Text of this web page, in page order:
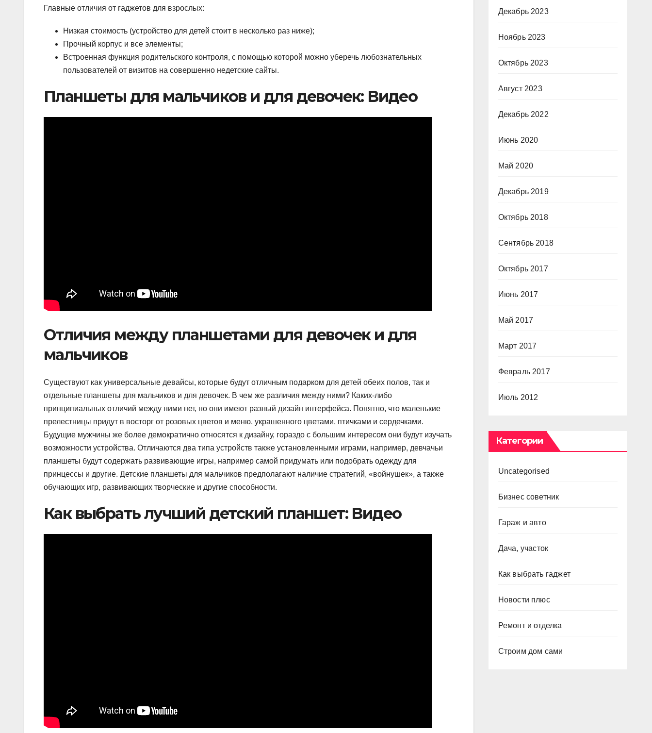
Главные отличия от гаджетов для взрослых:
Низкая стоимость (устройство для детей стоит в несколько раз ниже);
Прочный корпус и все элементы;
Встроенная функция родительского контроля, с помощью которой можно уберечь любознательных
пользователей от визитов на совершенно недетские сайты.
Планшеты для мальчиков и для девочек: Видео
Отличия между планшетами для девочек и для
мальчиков
Существуют как универсальные девайсы, которые будут отличным подарком для детей обеих полов, так и
отдельные планшеты для мальчиков и для девочек. В чем же различия между ними? Каких-либо
принципиальных отличий между ними нет, но они имеют разный дизайн интерфейса. Понятно, что маленькие
прелестницы придут в восторг от розовых цветов и меню, украшенного цветами, птичками и сердечками.
Будущие мужчины же более демократично относятся к дизайну, гораздо с большим интересом они будут изучать
возможности устройства. Отличаются два типа устройств также установленными играми, например, девчачьи
планшеты будут содержать развивающие игры, например самой придумать или подобрать одежду для
принцессы и другие. Детские планшеты для мальчиков предполагают наличие стратегий, «войнушек», а также
обучающих игр, развивающих творческие и другие способности.
Как выбрать лучший детский планшет: Видео
Декабрь 2023
Ноябрь 2023
Октябрь 2023
Август 2023
Декабрь 2022
Июнь 2020
Май 2020
Декабрь 2019
Октябрь 2018
Сентябрь 2018
Октябрь 2017
Июнь 2017
Май 2017
Март 2017
Февраль 2017
Июль 2012
Категории
Uncategorised
Бизнес советник
Гараж и авто
Дача, участок
Как выбрать гаджет
Новости плюс
Ремонт и отделка
Строим дом сами